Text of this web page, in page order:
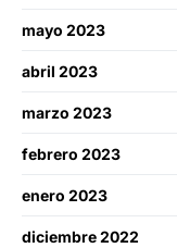
mayo 2023
abril 2023
marzo 2023
febrero 2023
enero 2023
diciembre 2022